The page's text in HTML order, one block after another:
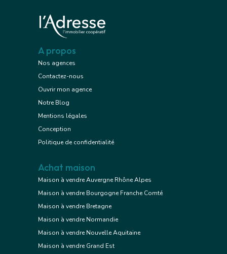
A propos
Nos agences
Contactez-nous
Ouvrir mon agence
Notre Blog
Mentions légales
Conception
Politique de confidentialité
Achat maison
Maison à vendre Auvergne Rhône Alpes
Maison à vendre Bourgogne Franche Comté
Maison à vendre Bretagne
Maison à vendre Normandie
Maison à vendre Nouvelle Aquitaine
Maison à vendre Grand Est